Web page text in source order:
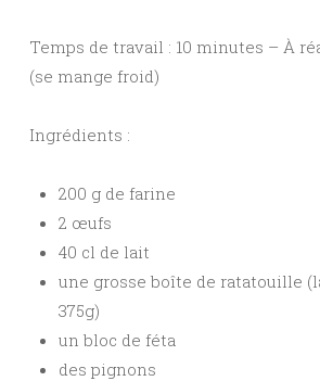
Temps de travail : 10 minutes – À
(se mange froid)
Ingrédients :
200 g de farine
2 œufs
40 cl de lait
une grosse boîte de ratatouille
375g)
un bloc de féta
des pignons